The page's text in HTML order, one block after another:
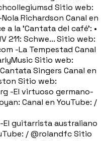
Sitio web:
Richardson Canal en
a la 'Cantata del café': •
211: Schwe... Sitio web:
-La Tempestad Canal
Sitio web:
Singers Canal en
Sitio web:
-El virtuoso germano-
Canal en YouTube: /
guitarrista australiano
/ @rolandfc Sitio